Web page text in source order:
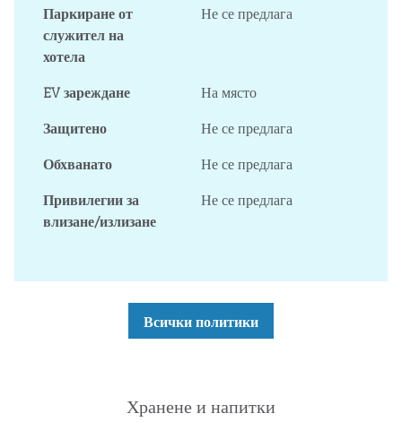
Паркиране от
служител на
хотела
Не се предлага
EV зареждане
На място
Защитено
Не се предлага
Обхванато
Не се предлага
Привилегии за
влизане/излизане
Не се предлага
Всички политики
Хранене и напитки